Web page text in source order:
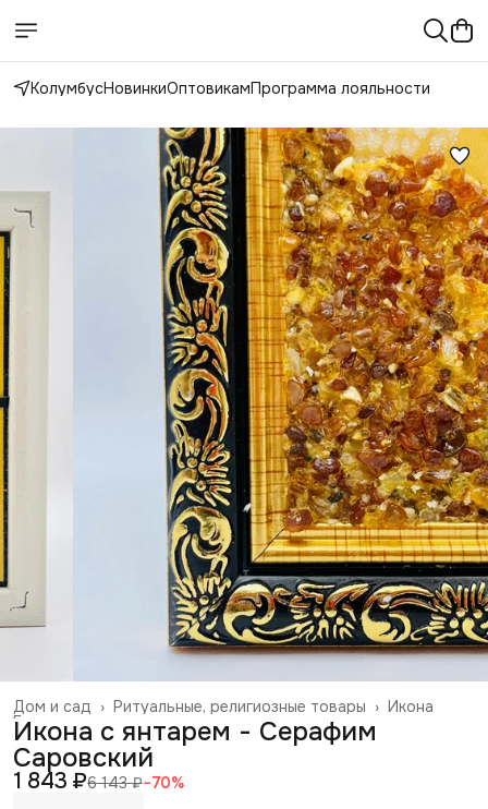
КолумбусНовинкиОптовикамПрограмма лояльности
Икона
Ритуальные, религиозные товары ›
Дом и сад ›
Главная ›
Икона с янтарем - Серафим
Саровский
1 843 ₽6 143 ₽−70%